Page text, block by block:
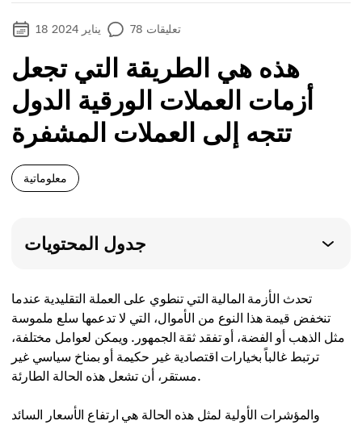
18 يناير 2024 78 تعليقات
هذه هي الطريقة التي تجعل
أزمات العملات الورقية الدول
تتجه إلى العملات المشفرة
معلوماتية
جدول المحتويات
تحدث الأزمة المالية التي تنطوي على العملة التقليدية عندما
تنخفض قيمة هذا النوع من الأموال، التي لا تدعمها سلع ملموسة
مثل الذهب أو الفضة، أو تفقد ثقة الجمهور. ويمكن لعوامل مختلفة،
ترتبط غالباً بخيارات اقتصادية غير حكيمة أو بمناخ سياسي غير
مستقر، أن تشعل هذه الحالة الطارئة.
والمؤشرات الأولية لمثل هذه الحالة هي ارتفاع الأسعار السائد